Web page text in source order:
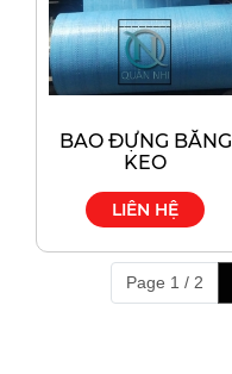
BAO ĐỰNG BĂNG
KEO
LIÊN HỆ
Page 1 / 2